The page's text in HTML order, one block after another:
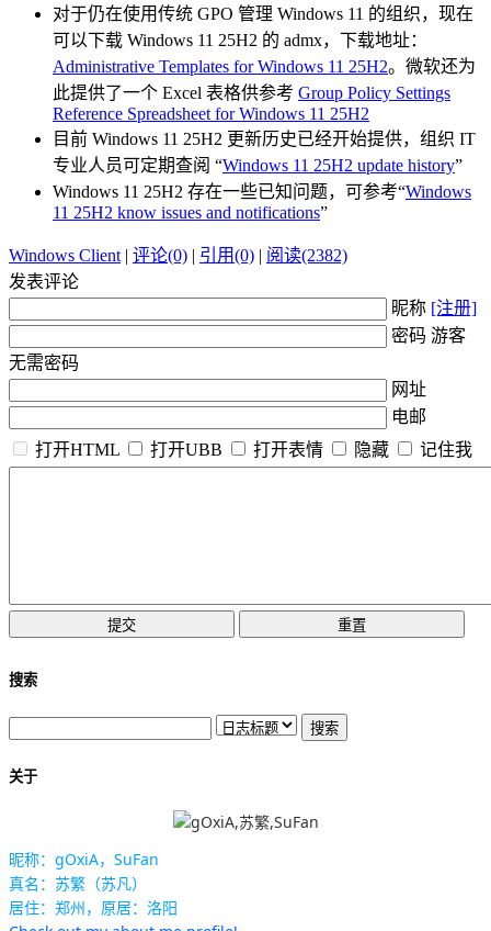
对于仍在使用传统 GPO 管理 Windows 11 的组织，现在
可以下载 Windows 11 25H2 的 admx，下载地址：
Administrative Templates for Windows 11 25H2。微软还为
此提供了一个 Excel 表格供参考 Group Policy Settings
Reference Spreadsheet for Windows 11 25H2
目前 Windows 11 25H2 更新历史已经开始提供，组织 IT
专业人员可定期查阅 “Windows 11 25H2 update history”
Windows 11 25H2 存在一些已知问题，可参考“Windows
11 25H2 know issues and notifications”
Windows Client| 评论(0) | 引用(0) | 阅读(2382)
发表评论
昵称 [注册]
密码 游客
无需密码
网址
电邮
打开HTML
打开UBB 打开表情 隐藏 记住我
搜索
关于
昵称：gOxiA，SuFan
真名：苏繁（苏凡）
居住：郑州，原居：洛阳